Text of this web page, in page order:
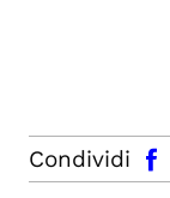
Condividi
facebook